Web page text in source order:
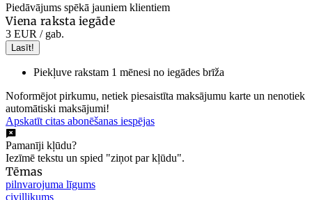
Piedāvājums spēkā jauniem klientiem
Viena raksta iegāde
3 EUR / gab.
Lasīt!
Piekļuve rakstam 1 mēnesi no iegādes brīža
Noformējot pirkumu, netiek piesaistīta maksājumu karte un nenotiek
automātiski maksājumi!
Apskatīt citas abonēšanas iespējas
Pamanīji kļūdu?
Iezīmē tekstu un spied "ziņot par kļūdu".
Tēmas
pilnvarojuma līgums
civillikums